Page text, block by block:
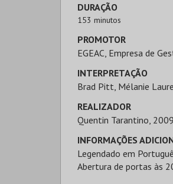
DURAÇÃO
153 minutos
PROMOTOR
EGEAC, Empresa de
INTERPRETAÇÃO
Brad Pitt, Mélanie
REALIZADOR
Quentin Tarantino, 2009
INFORMAÇÕES
Legendado em
Abertura de portas às